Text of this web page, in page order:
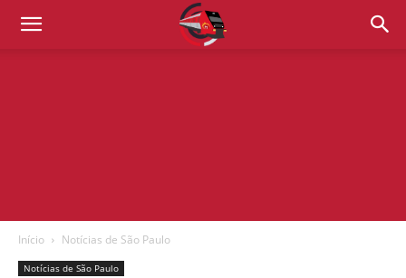
Início Notícias de São Paulo
Notícias de São Paulo